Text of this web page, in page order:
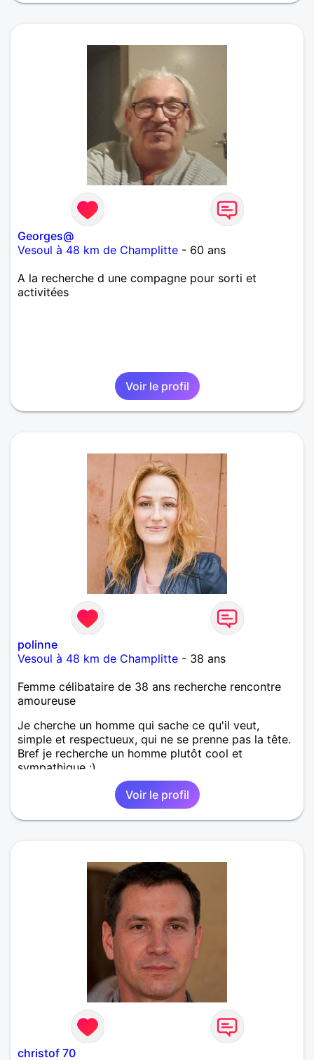
Georges@
Vesoul à 48 km de Champlitte - 60 ans
A la recherche d une compagne pour sorti et
activitées
Voir le profil
polinne
Vesoul à 48 km de Champlitte - 38 ans
Femme célibataire de 38 ans recherche rencontre
amoureuse
Je cherche un homme qui sache ce qu'il veut,
simple et respectueux, qui ne se prenne pas la tête.
Bref je recherche un homme plutôt cool et
sympathique :)
Voir le profil
christof 70